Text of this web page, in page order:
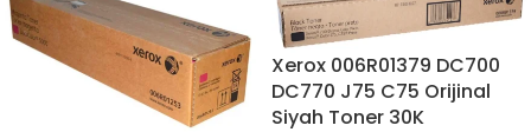
Xerox 006R01379 DC700
DC770 J75 C75 Orijinal
Siyah Toner 30K